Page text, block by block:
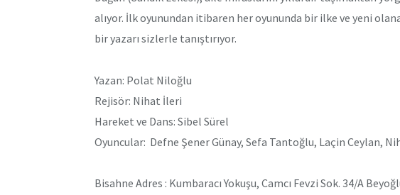
alıyor. İlk oyunundan itibaren her oyununda bir ilke ve yeni
bir yazarı sizlerle tanıştırıyor.
Yazan: Polat Niloğlu
Rejisör: Nihat İleri
Hareket ve Dans: Sibel Sürel
Oyuncular: Defne Şener Günay, Sefa Tantoğlu, Laçin Ceylan,
Bisahne Adres : Kumbaracı Yokuşu, Camcı Fevzi Sok. 34/A